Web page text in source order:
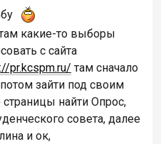
какие-то выборы
с сайта
pr.kcspm.ru/ там сначало
зайти под своим
найти Опрос,
совета, далее
и ок,